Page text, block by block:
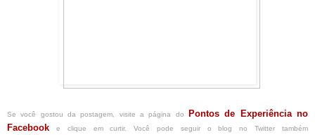
Se você gostou da postagem, visite a página do Pontos de Experiência no
Facebook e clique em curtir. Você pode seguir o blog no Twitter também